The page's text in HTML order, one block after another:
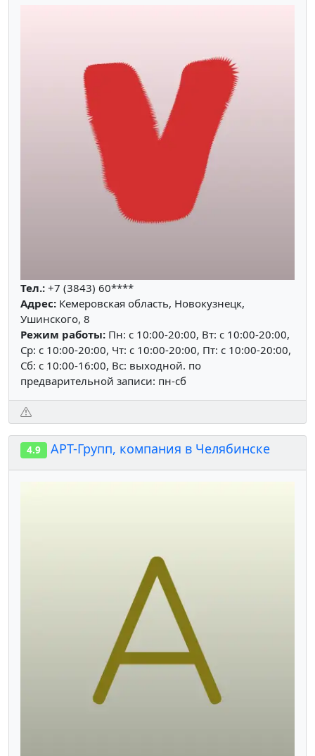
Тел.: +7 (3843) 60****
Адрес: Кемеровская область, Новокузнецк,
Ушинского, 8
Режим работы: Пн: c 10:00-20:00, Вт: c 10:00-20:00,
Ср: c 10:00-20:00, Чт: c 10:00-20:00, Пт: c 10:00-20:00,
Сб: c 10:00-16:00, Вс: выходной. по
предварительной записи: пн-сб
4.9 АРТ-Групп, компания в Челябинске